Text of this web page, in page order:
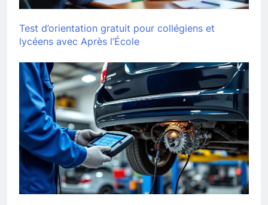
Test d’orientation gratuit pour collégiens et
lycéens avec Après l’École